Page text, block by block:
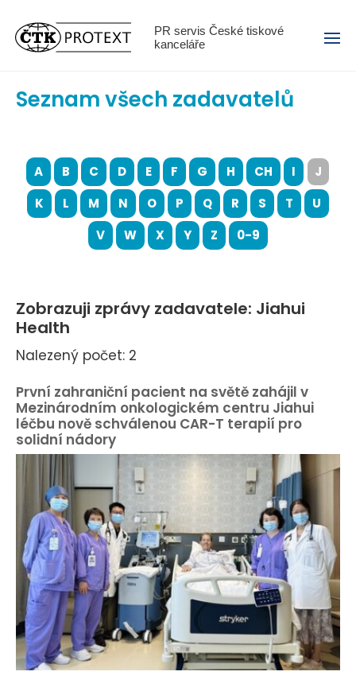
PR servis České tiskové
kanceláře
Menu
Seznam všech zadavatelů
A B C D E F G H CH I
J
K
L M N O P Q R S T
U
V
W X Y Z 0-9
Zobrazuji zprávy zadavatele: Jiahui
Health
Nalezený počet: 2
První zahraniční pacient na světě zahájil v
Mezinárodním onkologickém centru Jiahui
léčbu nově schválenou CAR-T terapií pro
solidní nádory